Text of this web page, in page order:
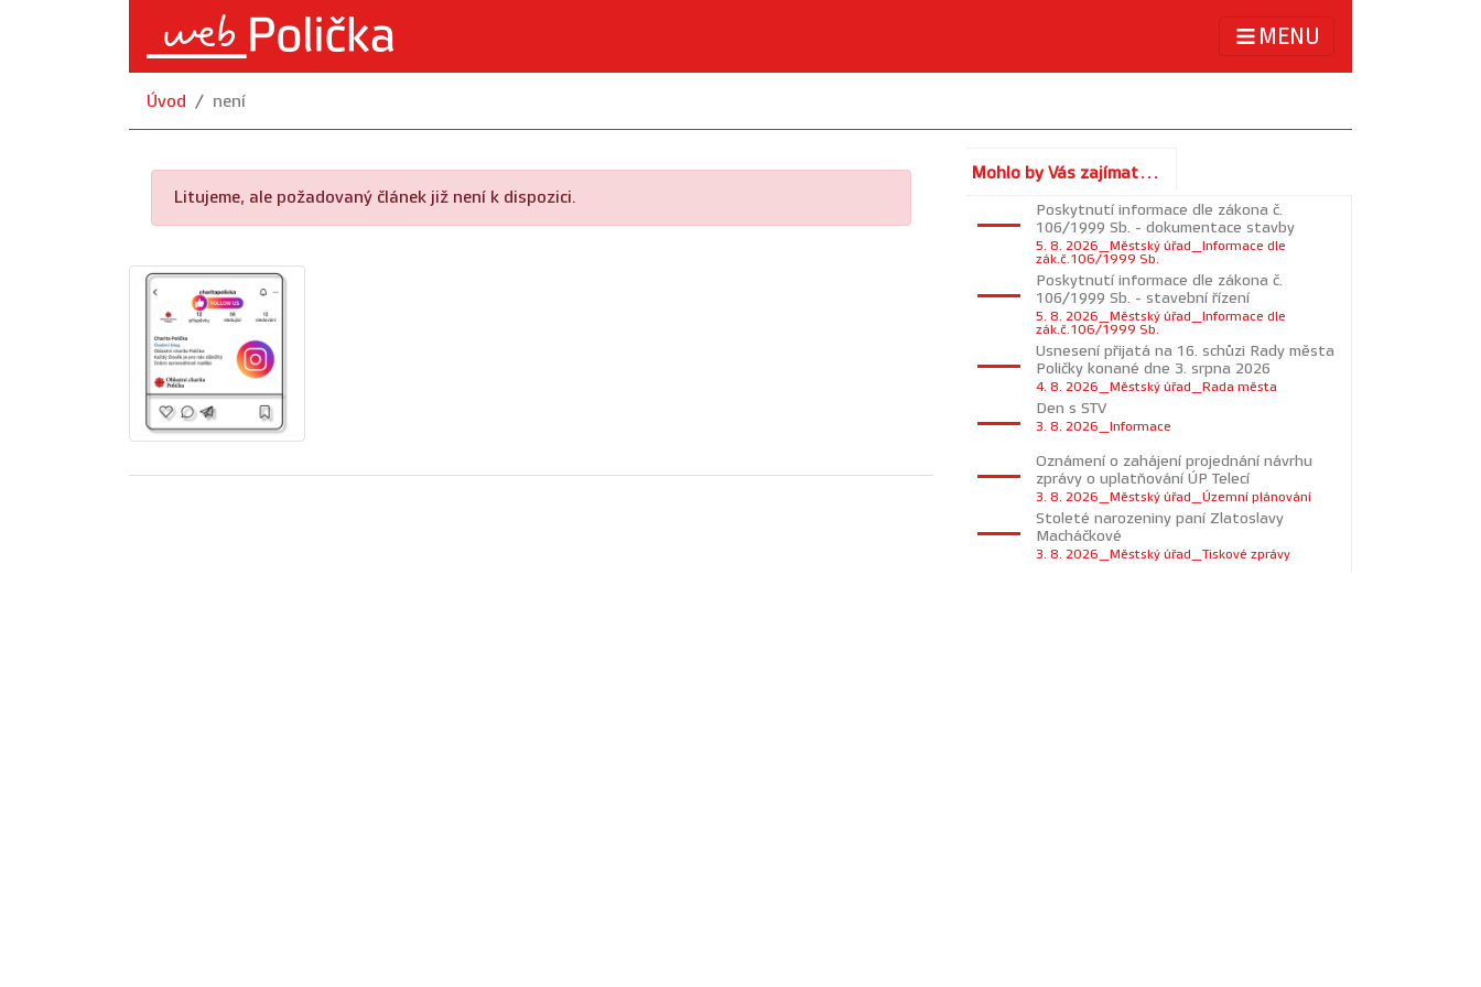
MENU
Úvod není
Litujeme, ale požadovaný článek již není k dispozici.
Mohlo by Vás zajímat...
Poskytnutí informace dle zákona č.
106/1999 Sb. - dokumentace stavby
5. 8. 2026_Městský úřad_Informace dle
zák.č.106/1999 Sb.
Poskytnutí informace dle zákona č.
106/1999 Sb. - stavební řízení
5. 8. 2026_Městský úřad_Informace dle
zák.č.106/1999 Sb.
Usnesení přijatá na 16. schůzi Rady města
Poličky konané dne 3. srpna 2026
4. 8. 2026_Městský úřad_Rada města
Den s STV
3. 8. 2026_Informace
Oznámení o zahájení projednání návrhu
zprávy o uplatňování ÚP Telecí
3. 8. 2026_Městský úřad_Územní plánování
Stoleté narozeniny paní Zlatoslavy
Macháčkové
3. 8. 2026_Městský úřad_Tiskové zprávy